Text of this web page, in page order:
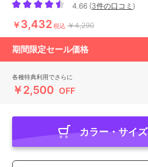
4.66 (3件の口コミ )
￥3,432 税込 ￥4,290
期間限定セール価格
各種特典利用でさらに
￥2,500 OFF
カラー・サイ